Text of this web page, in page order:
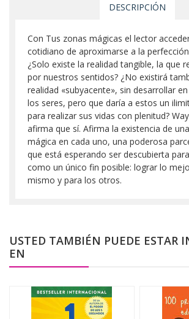
DESCRIPCIÓN
Con Tus zonas mágicas el lector
cotidiano de aproximarse a la
¿Solo existe la realidad tangible, la que
por nuestros sentidos? ¿No existirá
realidad «subyacente», sin desarrollar
los seres, pero que daría a estos un
para realizar sus vidas con plenitud?
afirma que sí. Afirma la existencia de
mágica en cada uno, una poderosa
que está esperando ser descubierta
como un único fin posible: lograr lo
mismo y para los otros.
USTED TAMBIÉN PUEDE ESTAR
EN